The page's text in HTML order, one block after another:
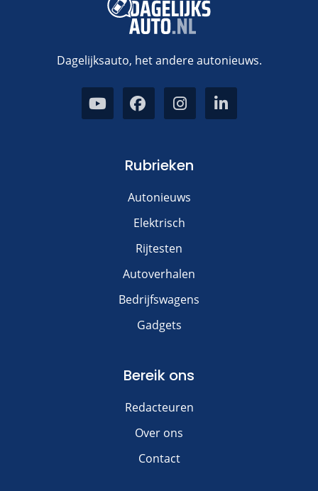
Dagelijksauto, het andere autonieuws.
Rubrieken
Autonieuws
Elektrisch
Rijtesten
Autoverhalen
Bedrijfswagens
Gadgets
Bereik ons
Redacteuren
Over ons
Contact